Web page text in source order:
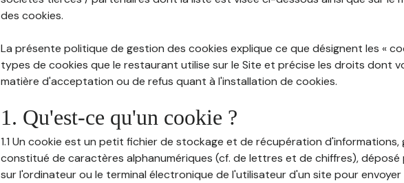
des cookies.
La présente politique de gestion des cookies explique ce que désignent les «
types de cookies que le restaurant utilise sur le Site et précise les droits dont
matière d'acceptation ou de refus quant à l'installation de cookies.
1. Qu'est-ce qu'un cookie ?
1.1 Un cookie est un petit fichier de stockage et de récupération d'informations,
constitué de caractères alphanumériques (cf. de lettres et de chiffres), déposé
sur l'ordinateur ou le terminal électronique de l'utilisateur d'un site pour